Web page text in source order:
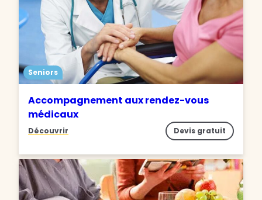
Seniors
Accompagnement aux rendez-vous
médicaux
Découvrir Devis gratuit